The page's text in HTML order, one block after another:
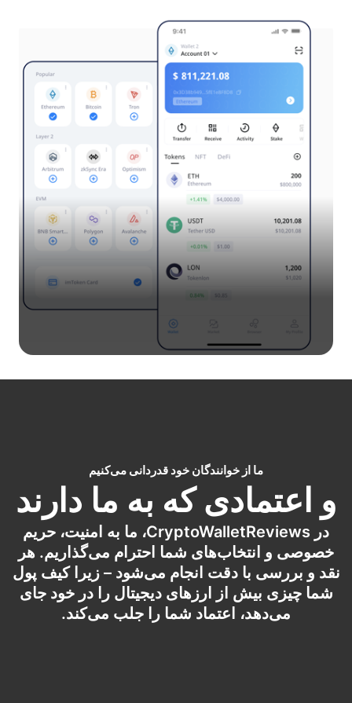
ما از خوانندگان خود قدردانی می‌کنیم
و اعتمادی که به ما دارند
در CryptoWalletReviews، ما به امنیت، حریم
خصوصی و انتخاب‌های شما احترام می‌گذاریم. هر
نقد و بررسی با دقت انجام می‌شود – زیرا کیف پول
شما چیزی بیش از ارزهای دیجیتال را در خود جای
می‌دهد، اعتماد شما را جلب می‌کند.